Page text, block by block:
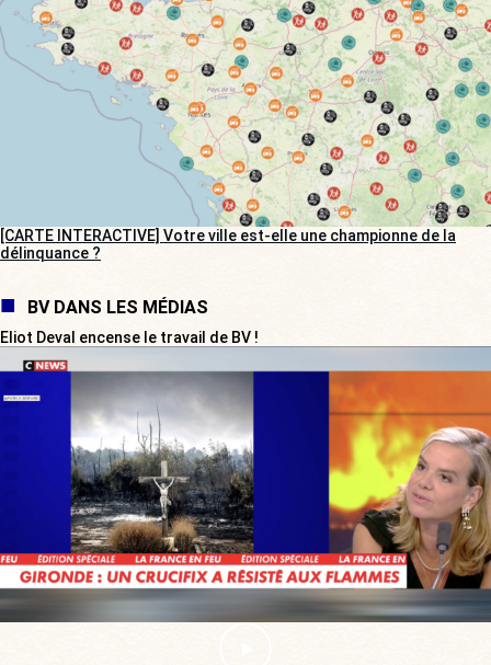
[CARTE INTERACTIVE] Votre ville est-elle une championne de la
délinquance ?
BV DANS LES MÉDIAS
Eliot Deval encense le travail de BV !